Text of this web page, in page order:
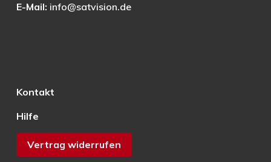
E-Mail: info@satvision.de
Kontakt
Hilfe
Vertrag widerrufen